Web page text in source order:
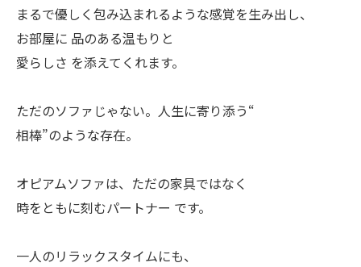
まるで優しく包み込まれるような感覚を生み出し、
お部屋に 品のある温もりと
愛らしさ を添えてくれます。
ただのソファじゃない。人生に寄り添う“
相棒”のような存在。
オピアムソファは、ただの家具ではなく
時をともに刻むパートナー です。
一人のリラックスタイムにも、